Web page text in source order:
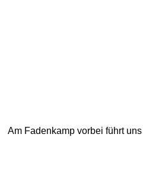
Am Fadenkamp vorbei führt